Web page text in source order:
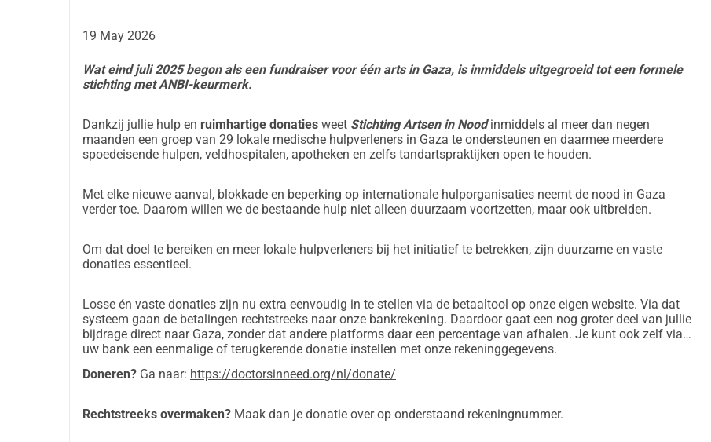
læger modtager periodisk en udbetaling fra det donerede beløb som kompensation for måneder/år med arbejde
Hjælp med! Donér og hold dig opdateret.
Hjælp med at støtte dem, deres familier og deres patienter.
Følg vores sociale medier:
https://www.instagram.com/doctorsinneed/
Og tjek vores hjemmeside for al information om lægerne og vores initiativ:
Stort tak på vegne af lægerne i nød!
19 May 2026
Wat eind juli 2025 begon als een fundraiser voor één arts in Gaza, is inmiddels uitgegroeid tot een formele
stichting met ANBI-keurmerk.
Dankzij jullie hulp en ruimhartige donaties weet Stichting Artsen in Noodinmiddels al meer dan negen
maanden een groep van 29 lokale medische hulpverleners in Gaza te ondersteunen en daarmee meerdere
spoedeisende hulpen, veldhospitalen, apotheken en zelfs tandartspraktijken open te houden.
Met elke nieuwe aanval, blokkade en beperking op internationale hulporganisaties neemt de nood in Gaza
verder toe. Daarom willen we de bestaande hulp niet alleen duurzaam voortzetten, maar ook uitbreiden.
Om dat doel te bereiken en meer lokale hulpverleners bij het initiatief te betrekken, zijn duurzame en vaste
donaties essentieel.
Losse én vaste donaties zijn nu extra eenvoudig in te stellen via de betaaltool op onze eigen website. Via dat
systeem gaan de betalingen rechtstreeks naar onze bankrekening. Daardoor gaat een nog groter deel van jullie
bijdrage direct naar Gaza, zonder dat andere platforms daar een percentage van afhalen. Je kunt ook zelf via
uw bank een eenmalige of terugkerende donatie instellen met onze rekeninggegevens.
Doneren? Ga naar: https://doctorsinneed.org/nl/donate/
Rechtstreeks overmaken? Maak dan je donatie over op onderstaand rekeningnummer.